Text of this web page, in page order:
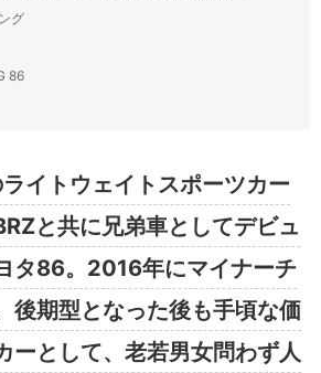
グ
86
イトウェイトスポーツカー
と共に兄弟車としてデビュ
タ86。2016年にマイナーチ
後期型となった後も手頃な価
ーとして、老若男女問わず人